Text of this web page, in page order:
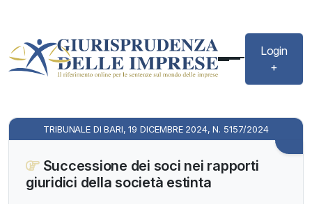
Login
+
TRIBUNALE DI BARI, 19 DICEMBRE 2024, N. 5157/2024
Successione dei soci nei rapporti
giuridici della società estinta